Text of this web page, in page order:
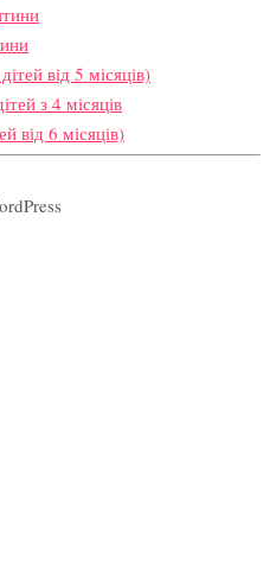
від 5 місяців)
з 4 місяців
від 6 місяців)